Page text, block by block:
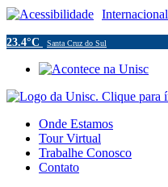
Acessibilidade Internacional
23.4°C Santa Cruz do Sul
Onde Estamos
Tour Virtual
Trabalhe Conosco
Contato